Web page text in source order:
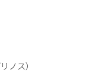
ノス）